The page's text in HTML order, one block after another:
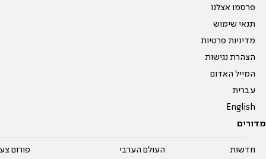
פרסמו אצלנו
תנאי שימוש
מדיניות פרטיות
הצהרת נגישות
המייל האדום
עברית
English
מדורים
חדשות
העולם הערבי
פורום